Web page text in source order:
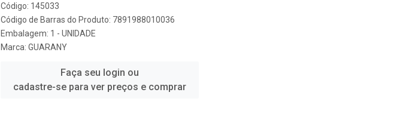
Código: 145033
Código de Barras do Produto: 7891988010036
Embalagem: 1 - UNIDADE
Marca: GUARANY
Faça seu login ou
cadastre-se para ver preços e comprar